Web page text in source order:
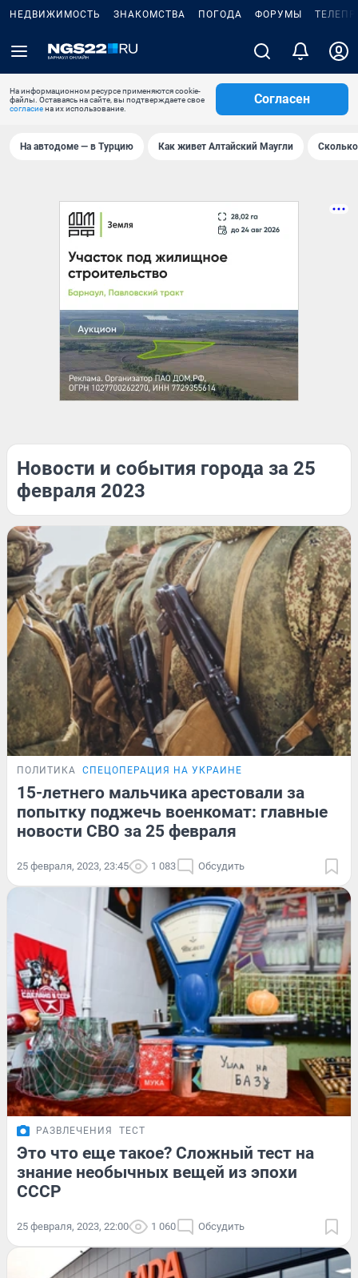
НЕДВИЖИМОСТЬ ЗНАКОМСТВА ПОГОДА ФОРУМЫ
На информационном ресурсе применяются cookie-
файлы. Оставаясь на сайте, вы подтверждаете свое
согласиена их использование.
Согласен
На автодоме — в Турцию Как живет Алтайский Маугли
Новости и события города за 25
февраля 2023
ПОЛИТИКА СПЕЦОПЕРАЦИЯ НА УКРАИНЕ
15-летнего мальчика арестовали за
попытку поджечь военкомат: главные
новости СВО за 25 февраля
25 февраля, 2023, 23:45 1 083 Обсудить
РАЗВЛЕЧЕНИЯ ТЕСТ
Это что еще такое? Сложный тест на
знание необычных вещей из эпохи
СССР
25 февраля, 2023, 22:00 1 060 Обсудить